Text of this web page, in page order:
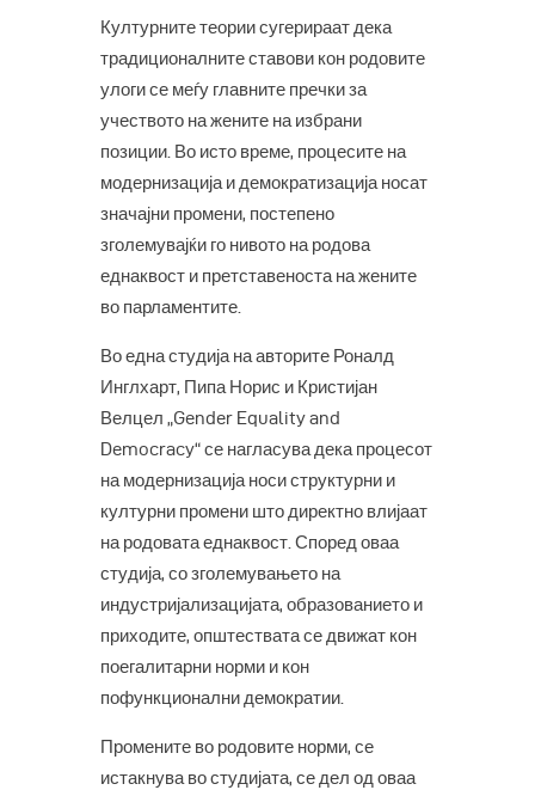
Културните теории сугерираат дека
традиционалните ставови кон родовите
улоги се меѓу главните пречки за
учеството на жените на избрани
позиции. Во исто време, процесите на
модернизација и демократизација носат
значајни промени, постепено
зголемувајќи го нивото на родова
еднаквост и претставеноста на жените
во парламентите.
Во една студија на авторите Роналд
Инглхарт, Пипа Норис и Кристијан
Велцел „Gender Equality and
Democracy“ се нагласува дека процесот
на модернизација носи структурни и
културни промени што директно влијаат
на родовата еднаквост. Според оваа
студија, со зголемувањето на
индустријализацијата, образованието и
приходите, општествата се движат кон
поегалитарни норми и кон
пофункционални демократии.
Промените во родовите норми, се
истакнува во студијата, се дел од оваа